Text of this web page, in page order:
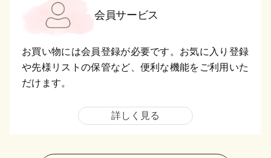
会員サービス
お買い物には会員登録が必要です。お気に入り登録
や先様リストの保管など、便利な機能をご利用いた
だけます。
詳しく見る